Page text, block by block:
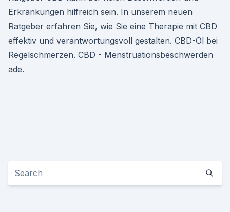
Erkrankungen hilfreich sein. In unserem neuen
Ratgeber erfahren Sie, wie Sie eine Therapie mit CBD
effektiv und verantwortungsvoll gestalten. CBD-Öl bei
Regelschmerzen. CBD - Menstruationsbeschwerden
ade.